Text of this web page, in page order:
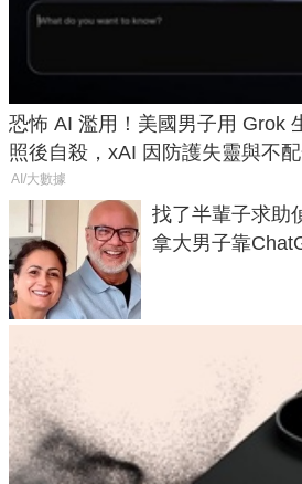
恐怖 AI 濫用！美國男子用 Grok
照後自殺，xAI 因防護失靈與不
AI/大數據
找了半輩子求助
拿大男子靠